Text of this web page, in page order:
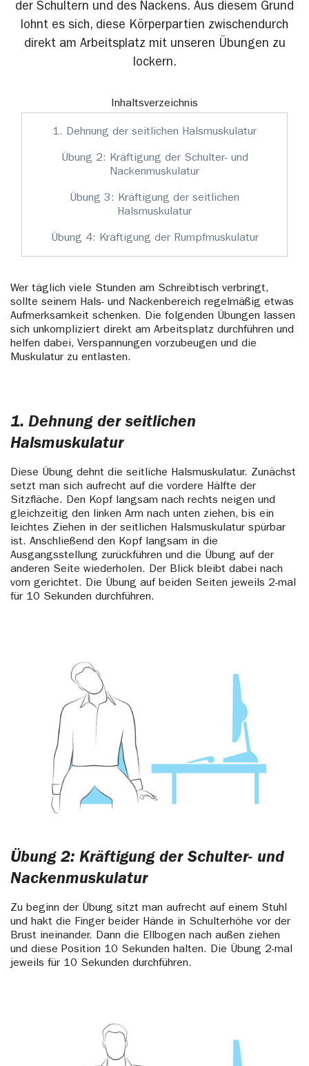
der Schultern und des Nackens. Aus diesem Grund
lohnt es sich, diese Körperpartien zwischendurch
direkt am Arbeitsplatz mit unseren Übungen zu
lockern.
Inhaltsverzeichnis
1. Dehnung der seitlichen Halsmuskulatur
Übung 2: Kräftigung der Schulter- und
Nackenmuskulatur
Übung 3: Kräftigung der seitlichen
Halsmuskulatur
Übung 4: Kräftigung der Rumpfmuskulatur
Wer täglich viele Stunden am Schreibtisch verbringt,
sollte seinem Hals- und Nackenbereich regelmäßig etwas
Aufmerksamkeit schenken. Die folgenden Übungen lassen
sich unkompliziert direkt am Arbeitsplatz durchführen und
helfen dabei, Verspannungen vorzubeugen und die
Muskulatur zu entlasten.
1. Dehnung der seitlichen
Halsmuskulatur
Diese Übung dehnt die seitliche Halsmuskulatur. Zunächst
setzt man sich aufrecht auf die vordere Hälfte der
Sitzfläche. Den Kopf langsam nach rechts neigen und
gleichzeitig den linken Arm nach unten ziehen, bis ein
leichtes Ziehen in der seitlichen Halsmuskulatur spürbar
ist. Anschließend den Kopf langsam in die
Ausgangsstellung zurückführen und die Übung auf der
anderen Seite wiederholen. Der Blick bleibt dabei nach
vorn gerichtet. Die Übung auf beiden Seiten jeweils 2-mal
für 10 Sekunden durchführen.
Übung 2: Kräftigung der Schulter- und
Nackenmuskulatur
Zu beginn der Übung sitzt man aufrecht auf einem Stuhl
und hakt die Finger beider Hände in Schulterhöhe vor der
Brust ineinander. Dann die Ellbogen nach außen ziehen
und diese Position 10 Sekunden halten. Die Übung 2-mal
jeweils für 10 Sekunden durchführen.